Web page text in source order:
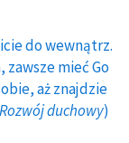
do wewnątrz.
zawsze mieć Go
aż znajdzie
Rozwój duchowy)